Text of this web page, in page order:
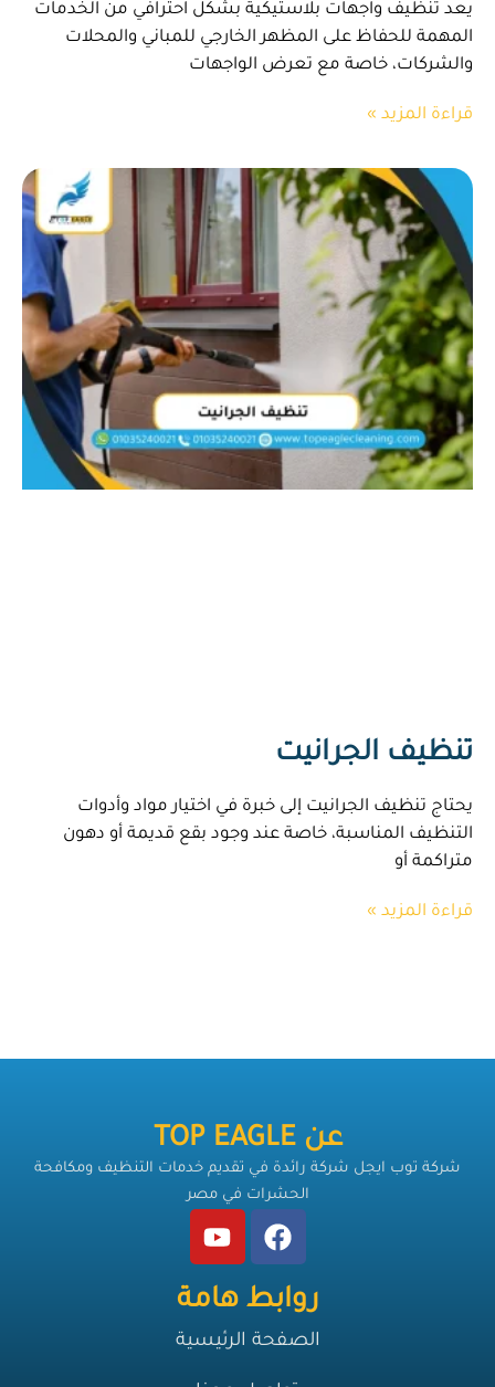
يعد تنظيف واجهات بلاستيكية بشكل احترافي من الخدمات
المهمة للحفاظ على المظهر الخارجي للمباني والمحلات
والشركات، خاصة مع تعرض الواجهات
قراءة المزيد »
تنظيف الجرانيت
يحتاج تنظيف الجرانيت إلى خبرة في اختيار مواد وأدوات
التنظيف المناسبة، خاصة عند وجود بقع قديمة أو دهون
متراكمة أو
قراءة المزيد »
روابط هامة
الصفحة الرئيسية
عن TOP EAGLE
شركة توب ايجل شركة رائدة في تقديم خدمات التنظيف ومكافحة
الحشرات في مصر